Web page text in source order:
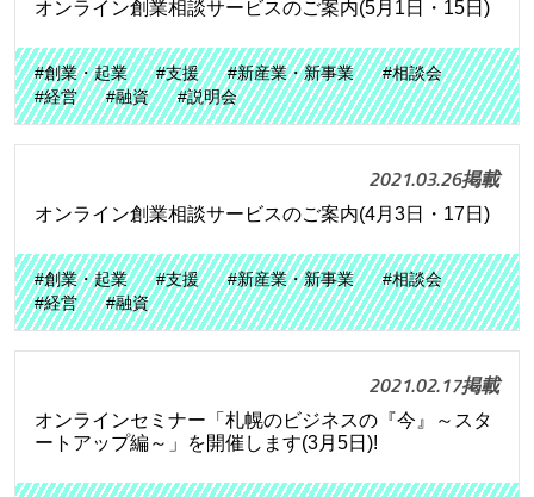
オンライン創業相談サービスのご案内(5月1日・15日)
#創業・起業 #支援 #新産業・新事業
#相談会
#経営
#融資 #説明会
2021.03.26掲載
オンライン創業相談サービスのご案内(4月3日・17日)
#創業・起業 #支援 #新産業・新事業
#相談会
#経営
#融資
2021.02.17掲載
オンラインセミナー「札幌のビジネスの『今』～スタ
ートアップ編～」を開催します(3月5日)!